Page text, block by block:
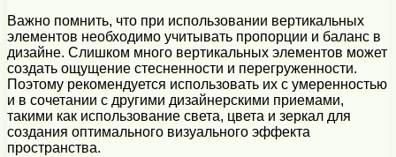
Важно помнить, что при использовании вертикальных
элементов необходимо учитывать пропорции и баланс в
дизайне. Слишком много вертикальных элементов может
создать ощущение стесненности и перегруженности.
Поэтому рекомендуется использовать их с умеренностью
и в сочетании с другими дизайнерскими приемами,
такими как использование света, цвета и зеркал для
создания оптимального визуального эффекта
пространства.